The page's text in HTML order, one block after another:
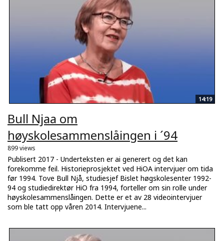
14:19
Bull Njaa om
høyskolesammenslåingen i ´94
899 views
Publisert 2017 - Underteksten er ai generert og det kan
forekomme feil. Historieprosjektet ved HiOA intervjuer om tida
før 1994. Tove Bull Njå, studiesjef Bislet høgskolesenter 1992-
94 og studiedirektør HiO fra 1994, forteller om sin rolle under
høyskolesammenslåingen. Dette er et av 28 videointervjuer
som ble tatt opp våren 2014. Intervjuene...